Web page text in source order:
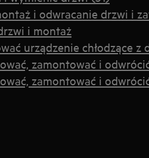
i odwracanie drzwi i
i montaż
urządzenie chłodzące z
zamontować i
zamontować i